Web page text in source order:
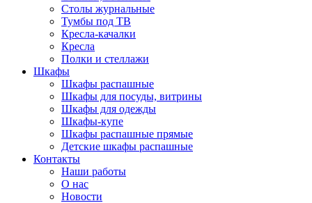
Столы журнальные
Тумбы под ТВ
Кресла-качалки
Кресла
Полки и стеллажи
Шкафы
Шкафы распашные
Шкафы для посуды, витрины
Шкафы для одежды
Шкафы-купе
Шкафы распашные прямые
Детские шкафы распашные
Контакты
Наши работы
О нас
Новости